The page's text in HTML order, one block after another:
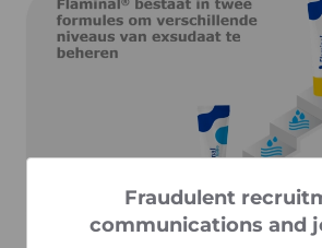
Fraudulent
communications and